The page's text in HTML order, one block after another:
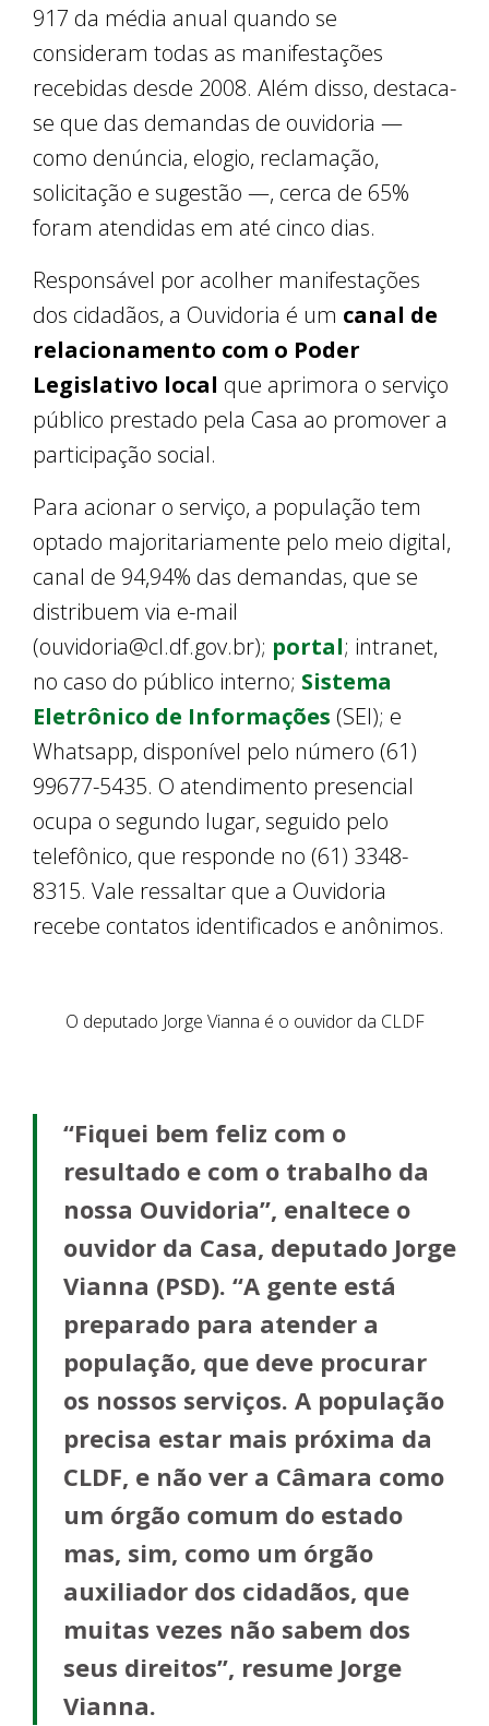
917 da média anual quando se
consideram todas as manifestações
recebidas desde 2008. Além disso, destaca-
se que das demandas de ouvidoria —
como denúncia, elogio, reclamação,
solicitação e sugestão —, cerca de 65%
foram atendidas em até cinco dias.
Responsável por acolher manifestações
dos cidadãos, a Ouvidoria é um canal de
relacionamento com o Poder
Legislativo local que aprimora o serviço
público prestado pela Casa ao promover a
participação social.
Para acionar o serviço, a população tem
optado majoritariamente pelo meio digital,
canal de 94,94% das demandas, que se
distribuem via e-mail
(ouvidoria@cl.df.gov.br); portal; intranet,
no caso do público interno; Sistema
Eletrônico de Informações (SEI); e
Whatsapp, disponível pelo número (61)
99677-5435. O atendimento presencial
ocupa o segundo lugar, seguido pelo
telefônico, que responde no (61) 3348-
8315. Vale ressaltar que a Ouvidoria
recebe contatos identificados e anônimos.
O deputado Jorge Vianna é o ouvidor da CLDF
“Fiquei bem feliz com o
resultado e com o trabalho da
nossa Ouvidoria”, enaltece o
ouvidor da Casa, deputado Jorge
Vianna (PSD). “A gente está
preparado para atender a
população, que deve procurar
os nossos serviços. A população
precisa estar mais próxima da
CLDF, e não ver a Câmara como
um órgão comum do estado
mas, sim, como um órgão
auxiliador dos cidadãos, que
muitas vezes não sabem dos
seus direitos”, resume Jorge
Vianna.